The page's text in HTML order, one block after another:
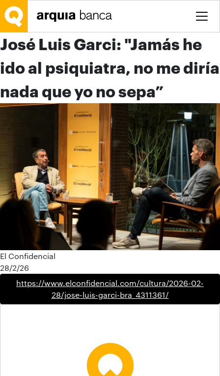
Saltar al contenido principal
José Luis Garci: "Jamás he
ido al psiquiatra, no me diría
nada que yo no sepa”
El Confidencial
28/2/26
https://www.elconfidencial.com/cultura/2026-02-
28/jose-luis-garci-bra_4311361/